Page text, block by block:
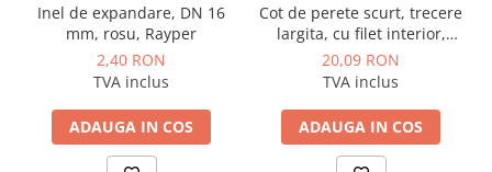
Inel de expandare, DN 16
mm, rosu, Rayper
2,40 RON
TVA inclus
ADAUGA IN COS
Cot de perete scurt, trecere
largita, cu filet interior,
16x1/2 tol, alama, Rayper
20,09 RON
TVA inclus
ADAUGA IN COS